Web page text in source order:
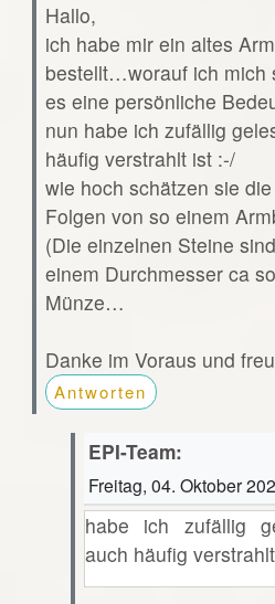
Hallo,
ich habe mir ein altes
bestellt…worauf ich mich
es eine persönliche
nun habe ich zufällig
häufig verstrahlt ist :-/
wie hoch schätzen sie
Folgen von so einem
(Die einzelnen Steine
einem Durchmesser ca
Münze…
Danke im Voraus und
Antworten
EPI-Team:
Freitag, 04. Oktober
habe ich zufällig
auch häufig